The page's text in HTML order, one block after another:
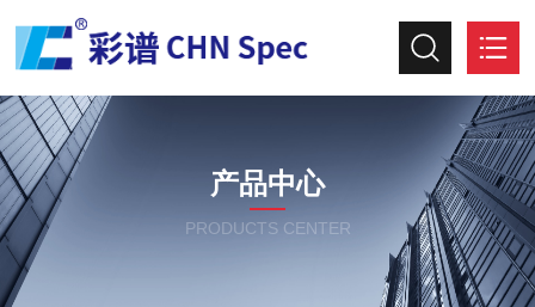
产品中心
PRODUCTS CENTER